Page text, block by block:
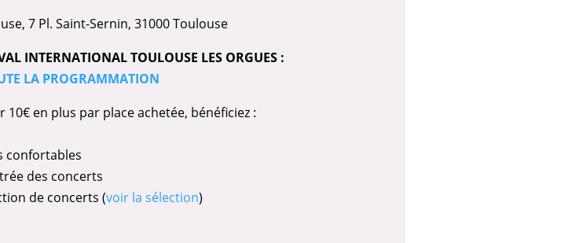
7 Pl. Saint-Sernin, 31000 Toulouse
INTERNATIONAL TOULOUSE LES ORGUES :
LA PROGRAMMATION
10€ en plus par place achetée, bénéficiez :
confortables
des concerts
de concerts (voir la sélection)